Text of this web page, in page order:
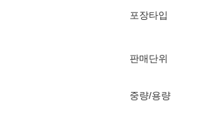
포장타입
판매단위
중량/용량